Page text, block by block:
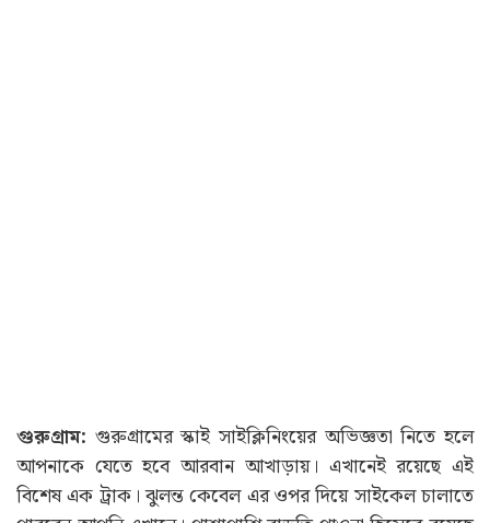
বেঙ্গালুরুর কাছেই রয়েছে কানাকাপুরায় অবস্থিত
ডিসকভারি ভিলেজ রিসর্ট। যেখানে আপনি এই অভিজ্ঞতা অর্জন
করতে পারবেন। পাশাপাশি ৩০ ফুট উঁচু কেবেলের ওপর দিয়ে এই
অ্যাডভেঞ্চার করার সুযোগ রয়েছে (Travel)।